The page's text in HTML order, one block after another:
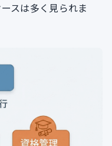
スは多く見られま